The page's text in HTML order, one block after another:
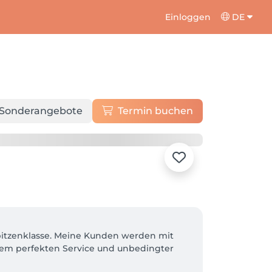
Einloggen DE
Termin buchen
Meine Kunden werden mit
perfekten Service und unbedingter